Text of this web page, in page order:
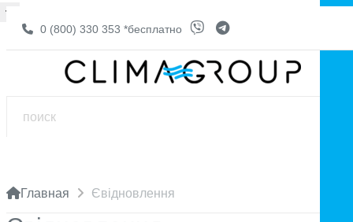
0 (800) 330 353 *бесплатно
Главная Євідновлення